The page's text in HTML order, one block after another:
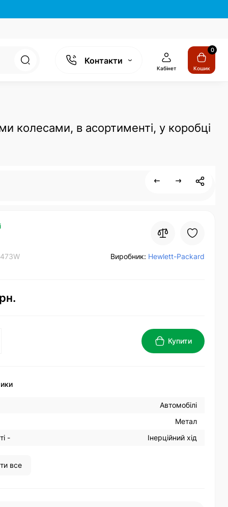
Контакти
Кабінет
0
Кошик
колесами, в асортименті, у коробці
Виробник: Hewlett-Packard
Купити
Автомобілі
Метал
-
Інерційний хід
все